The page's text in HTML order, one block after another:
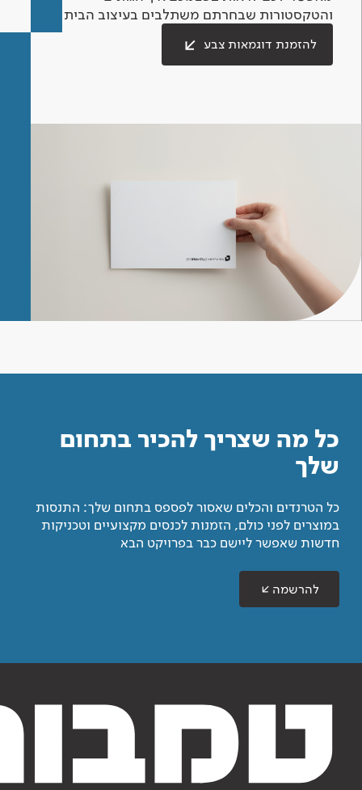
והטקסטורות שבחרתם משתלבים בעיצוב הבית.
להזמנת דוגמאות צבע
כל מה שצריך להכיר בתחום
שלך
כל הטרנדים והכלים שאסור לפספס בתחום שלך: התנסות
במוצרים לפני כולם, הזמנות לכנסים מקצועיים וטכניקות
חדשות שאפשר ליישם כבר בפרויקט הבא
להרשמה